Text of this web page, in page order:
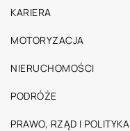
KARIERA
MOTORYZACJA
NIERUCHOMOŚCI
PODRÓŻE
PRAWO, RZĄD I POLITYKA